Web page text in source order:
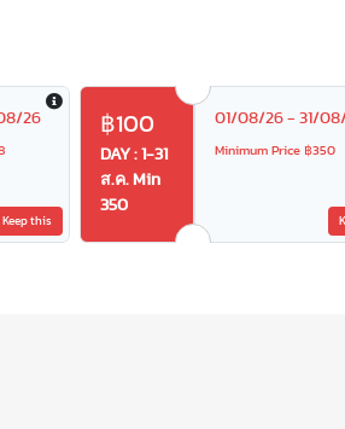
26
Keep this
฿100
DAY : 1-31
ส.ค. Min
350
01/08/26 - 31/
Minimum Price ฿350